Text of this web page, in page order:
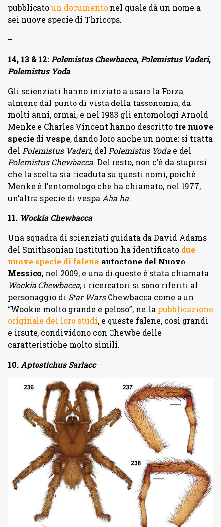
pubblicatoun documento nel quale dà un nome a
sei nuove specie di Thricops.
–
14, 13 & 12:Polemistus Chewbacca,Polemistus Vaderi,
Polemistus Yoda
Gli scienziati hanno iniziato a usare la Forza,
almeno dal punto di vista della tassonomia, da
molti anni, ormai, e nel 1983 gli entomologi Arnold
Menke e Charles Vincent hanno descritto tre nuove
specie di vespe, dando loro anche un nome: si tratta
del Polemistus Vaderi, del Polemistus Yoda e del
Polemistus Chewbacca. Del resto, non c’è da stupirsi
che la scelta sia ricaduta su questi nomi, poiché
Menke è l’entomologo che ha chiamato, nel 1977,
un’altra specie di vespa Aha ha.
11. Wockia Chewbacca
Una squadra di scienziati guidata da David Adams
del Smithsonian Institution ha identificato due
nuove specie di falena autoctone del Nuovo
Messico, nel 2009, e una di queste è stata chiamata
Wockia Chewbacca; i ricercatori si sono riferiti al
personaggio di Star WarsChewbacca come a un
“Wookie molto grande e peloso”, nella pubblicazione
originale dei loro studi, e queste falene, così grandi
e irsute, condividono con Chewbe delle
caratteristiche molto simili.
10.Aptostichus Sarlacc